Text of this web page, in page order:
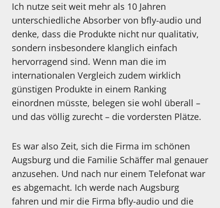
Ich nutze seit weit mehr als 10 Jahren
unterschiedliche Absorber von bfly-audio und
denke, dass die Produkte nicht nur qualitativ,
sondern insbesondere klanglich einfach
hervorragend sind. Wenn man die im
internationalen Vergleich zudem wirklich
günstigen Produkte in einem Ranking
einordnen müsste, belegen sie wohl überall –
und das völlig zurecht – die vordersten Plätze.
Es war also Zeit, sich die Firma im schönen
Augsburg und die Familie Schäffer mal genauer
anzusehen. Und nach nur einem Telefonat war
es abgemacht. Ich werde nach Augsburg
fahren und mir die Firma bfly-audio und die